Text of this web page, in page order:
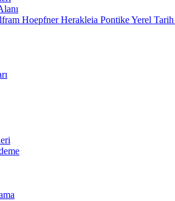
Hoepfner Herakleia Pontike Yerel Tarih